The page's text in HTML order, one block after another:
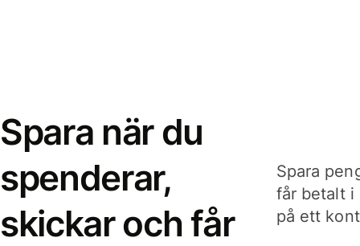
Spara när du
spenderar,
skickar och får
Spara
får betalt i
på ett